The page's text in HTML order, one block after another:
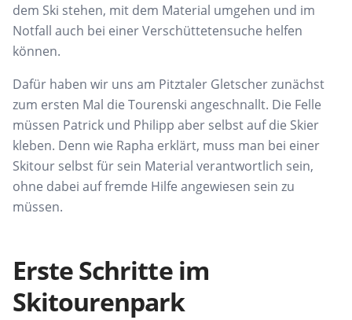
dem Ski stehen, mit dem Material umgehen und im
Notfall auch bei einer Verschüttetensuche helfen
können.
Dafür haben wir uns am Pitztaler Gletscher zunächst
zum ersten Mal die Tourenski angeschnallt. Die Felle
müssen Patrick und Philipp aber selbst auf die Skier
kleben. Denn wie Rapha erklärt, muss man bei einer
Skitour selbst für sein Material verantwortlich sein,
ohne dabei auf fremde Hilfe angewiesen sein zu
müssen.
Erste Schritte im
Skitourenpark